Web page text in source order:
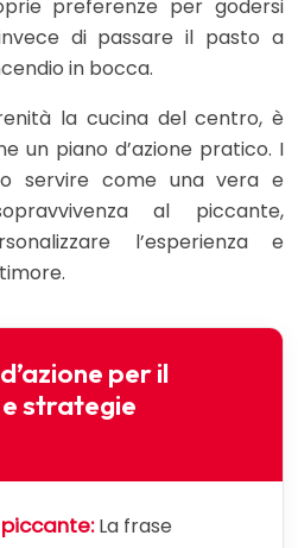
preferenze per godersi
di passare il pasto a
in bocca.
la cucina del centro, è
un piano d’azione pratico. I
servire come una vera e
al piccante,
l’esperienza e
per il
strategie
La frase